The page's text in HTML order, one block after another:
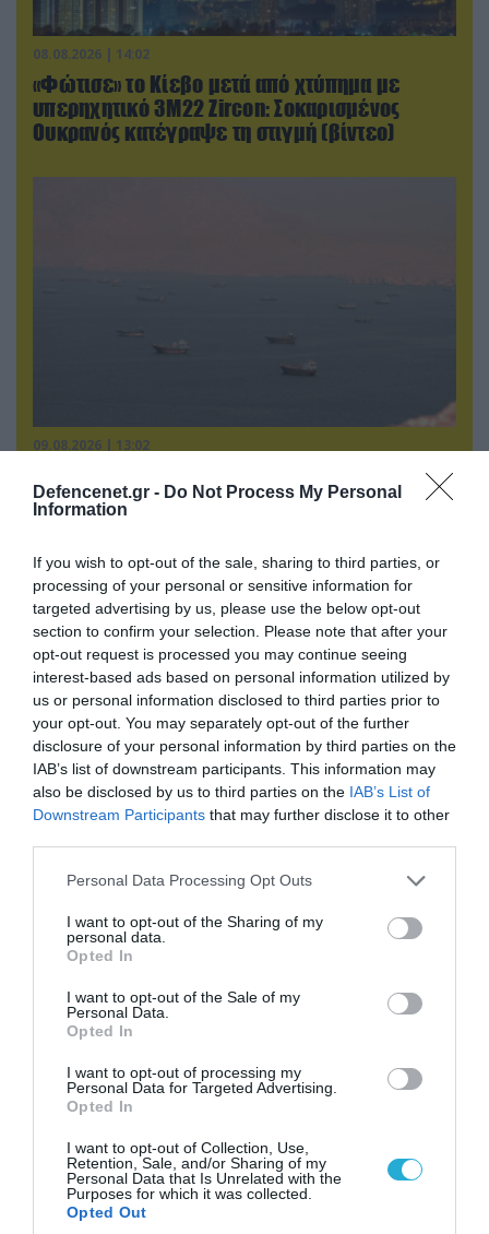
Defencenet.gr - Do Not Process My Personal
Information
If you wish to opt-out of the sale, sharing to third parties, or
processing of your personal or sensitive information for
targeted advertising by us, please use the below opt-out
section to confirm your selection. Please note that after your
opt-out request is processed you may continue seeing
interest-based ads based on personal information utilized by
us or personal information disclosed to third parties prior to
your opt-out. You may separately opt-out of the further
disclosure of your personal information by third parties on the
IAB’s list of downstream participants. This information may
also be disclosed by us to third parties on the IAB’s List of
Downstream Participants that may further disclose it to other
Please note that this website/app uses one or more Google
not limited to your visit or usage behaviour. You may click to
grant or deny consent to Google and its third-party tags to
use your data for below specified purposes in below Google
consent section.
Personal Data Processing Opt Outs
I want to opt-out of the Sharing of my
personal data.
Opted In
I want to opt-out of the Sale of my
Personal Data.
Opted In
I want to opt-out of processing my
Personal Data for Targeted Advertising.
Opted In
I want to opt-out of Collection, Use,
Retention, Sale, and/or Sharing of my
Personal Data that Is Unrelated with the
Purposes for which it was collected.
Opted Out
08.08.2026 | 14:02
«Φώτισε» το Κίεβο μετά από χτύπημα με
υπερηχητικό 3M22 Zircon: Σοκαρισμένος
Ουκρανός κατέγραψε τη στιγμή (βίντεο)
09.08.2026 | 13:02
Στενών του Ορμούζ: «Δίνετε άμεσα 300
δισ.δολάρια και διόδια» (upd)
Τουρκίας-Σ.Αραβίας – Το παράδοξο των
ελληνικών Patriot στην περιοχή
08.08.2026 | 13:02